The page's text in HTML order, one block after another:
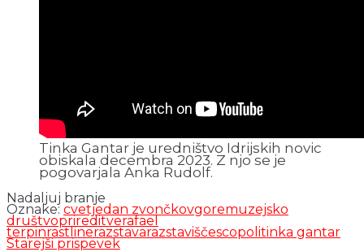
Tinka Gantar je uredništvo Idrijskih novic
obiskala decembra 2023. Z njo se je
pogovarjala Anka Rudolf.
Nadaljuj branje
Oznake: cvetjedan zvončkovgoremuzejsko
društvoprireditverafael
terpinrastlinerazstavarazstaviščescopolitinka gantar
Starejši prispevek